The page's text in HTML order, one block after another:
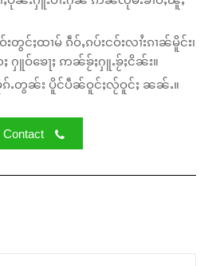
တွင်ႈထၢမ် ၵဵဝ်ႇၵပ်းငဝ်းလၢႆးၵၢၼ်မိူင်း၊
ႈ ႁူဝ်ၶေႃႈ ဢၼ်ၶႂ်ႈႁူႉၶႂ်ႈငိၼ်း။
ၵ်ႉတွၼ်း ပိူင်ပဵၼ်ဝူင်ႈလႂ်ဝူင်ႈ ၼၼ်ႉ။
Contact